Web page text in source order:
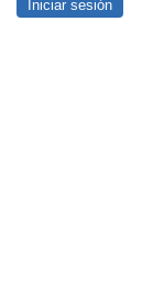
Iniciar sesión